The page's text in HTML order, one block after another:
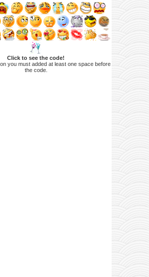
Click to see the code!
you must added at least one space before
the code.